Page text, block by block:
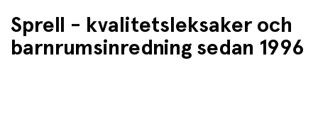
Sprell - kvalitetsleksaker och
barnrumsinredning sedan 1996